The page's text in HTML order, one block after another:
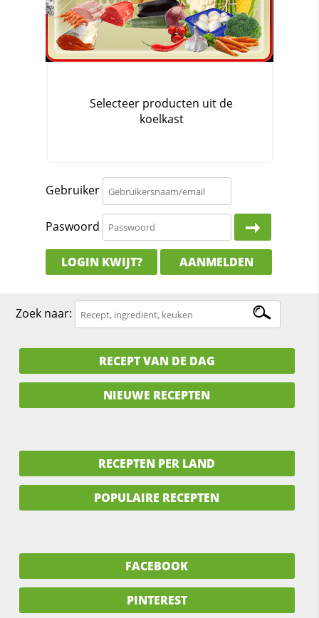
Gebruiker
Paswoord
LOGIN KWIJT? AANMELDEN
Zoek naar:
RECEPT VAN DE DAG
NIEUWE RECEPTEN
RECEPTEN PER LAND
POPULAIRE RECEPTEN
FACEBOOK
PINTEREST